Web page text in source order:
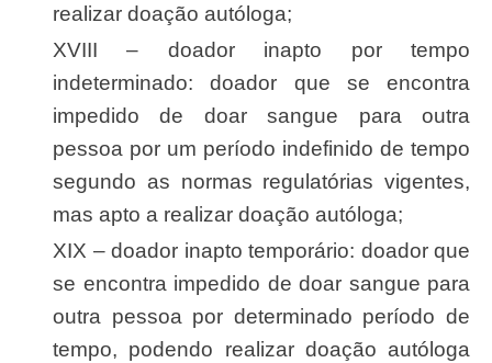
realizar doação autóloga;
XVIII – doador inapto por tempo
indeterminado: doador que se encontra
impedido de doar sangue para outra
pessoa por um período indefinido de tempo
segundo as normas regulatórias vigentes,
mas apto a realizar doação autóloga;
XIX – doador inapto temporário: doador que
se encontra impedido de doar sangue para
outra pessoa por determinado período de
tempo, podendo realizar doação autóloga